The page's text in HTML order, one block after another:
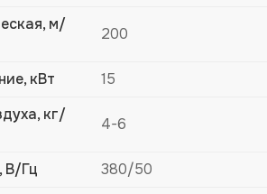
м/
200
кВт
15
кг/
4-6
В/Гц
380/50